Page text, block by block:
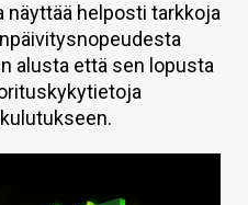
näyttää helposti tarkkoja
alusta että sen lopusta